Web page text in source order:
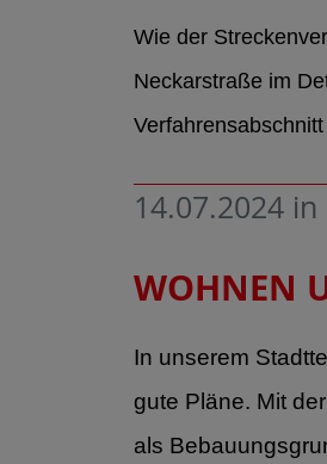
Wie der
Neckarstraße im
14.07.2024 in
WOHNEN
In unserem
gute Pläne. Mit
als